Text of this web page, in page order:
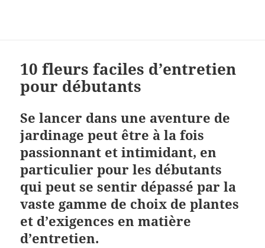
10 fleurs faciles d’entretien
pour débutants
Se lancer dans une aventure de
jardinage peut être à la fois
passionnant et intimidant, en
particulier pour les débutants
qui peut se sentir dépassé par la
vaste gamme de choix de plantes
et d’exigences en matière
d’entretien.